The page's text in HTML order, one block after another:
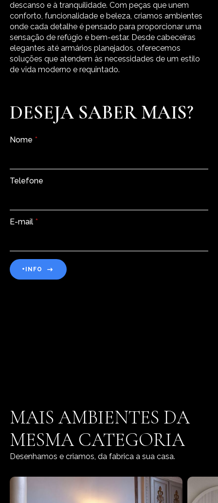
descanso e à tranquilidade. Com peças que unem
conforto, funcionalidade e beleza, criamos ambientes
onde cada detalhe é pensado para proporcionar uma
sensação de refúgio e bem-estar. Desde cabeceiras
elegantes até armários planejados, oferecemos
soluções que atendem às necessidades de um estilo
de vida moderno e requintado.
DESEJA SABER MAIS?
Nome *
Telefone
E-mail *
+INFO
MAIS AMBIENTES DA
MESMA CATEGORIA
Desenhamos e criamos, da fabrica a sua casa.